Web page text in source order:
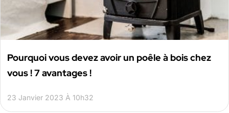
Pourquoi vous devez avoir un poêle à bois chez
vous ! 7 avantages !
23 Janvier 2023 À 10h32